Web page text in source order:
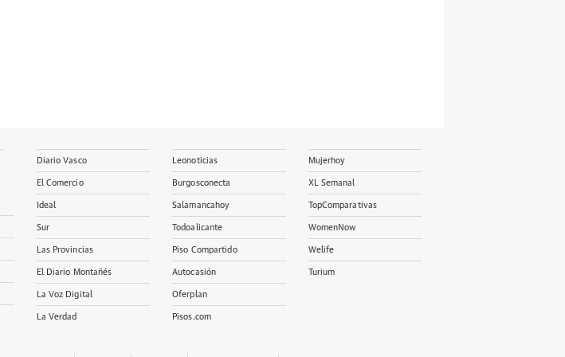
Diario Vasco
El Comercio
Ideal
Sur
Las Provincias
El Diario Montañés
La Voz Digital
La Verdad
Leonoticias
Burgosconecta
Salamancahoy
Todoalicante
Piso Compartido
Autocasión
Oferplan
Pisos.com
Mujerhoy
XL Semanal
TopComparativas
WomenNow
Welife
Turium